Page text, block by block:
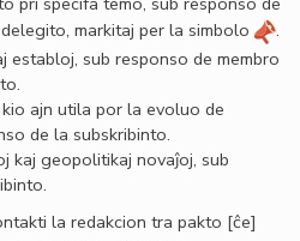
markitaj per la simbolo
.
establoj, sub responso de membro
ajn utila por la evoluo de
de la subskribinto.
kaj geopolitikaj novaĵoj, sub
la redakcion tra pakto [ĉe]